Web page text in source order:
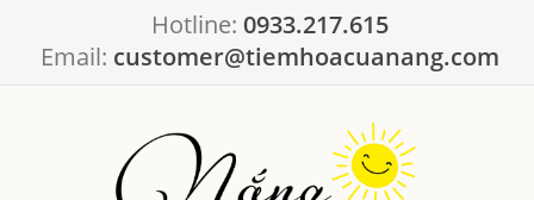
Hotline: 0933.217.615
Email: customer@tiemhoacuanang.com